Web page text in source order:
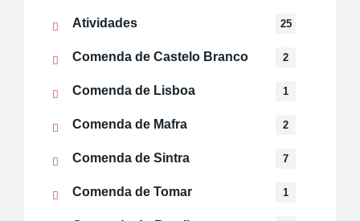
Atividades 25
Comenda de Castelo Branco 2
Comenda de Lisboa 1
Comenda de Mafra 2
Comenda de Sintra 7
Comenda de Tomar 1